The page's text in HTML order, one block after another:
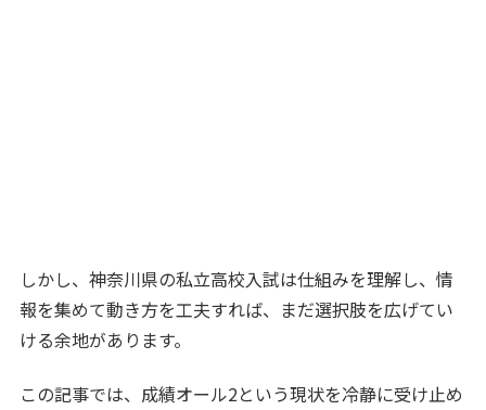
しかし、神奈川県の私立高校入試は仕組みを理解し、情
報を集めて動き方を工夫すれば、まだ選択肢を広げてい
ける余地があります。
この記事では、成績オール2という現状を冷静に受け止め